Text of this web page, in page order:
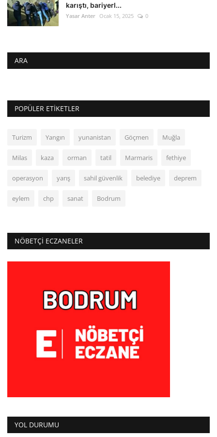
karıştı, bariyerl...
Yasar Anter Ocak 15, 2025 0
ARA
POPÜLER ETIKETLER
Turizm Yangın yunanistan Göçmen Muğla
Milas kaza orman tatil Marmaris fethiye
operasyon yarış sahil güvenlik belediye deprem
eylem chp sanat Bodrum
NÖBETÇI ECZANELER
YOL DURUMU